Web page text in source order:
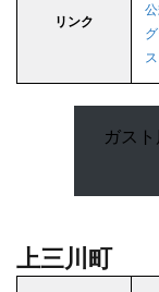
リンク
ガス
上三川町